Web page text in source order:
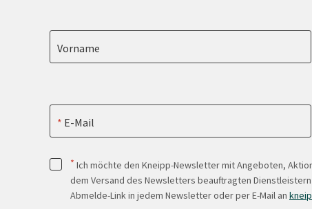
Vorname
E-Mail
* Ich möchte den Kneipp-Newsletter mit Angeboten,
dem Versand des Newsletters beauftragten
Abmelde-Link in jedem Newsletter oder per E-Mail an